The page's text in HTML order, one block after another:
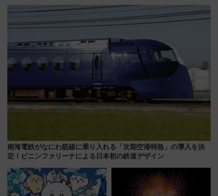
で探る鉄道アクセスの未来
南海電鉄がなにわ筋線に乗り入れる「次期空港特急」の導入を決
定！ピニンファリーナによる日本初の鉄道デザイン